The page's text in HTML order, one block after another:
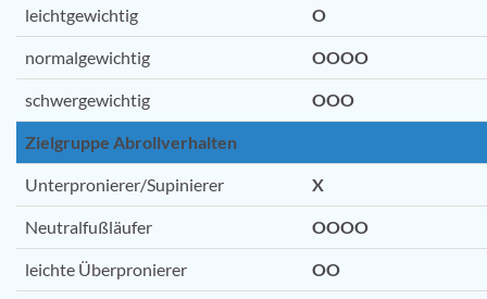
leichtgewichtig O
normalgewichtig OOOO
schwergewichtig OOO
Zielgruppe Abrollverhalten
Unterpronierer/Supinierer X
Neutralfußläufer OOOO
leichte Überpronierer OO